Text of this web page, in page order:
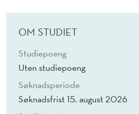
OM STUDIET
Studiepoeng
Uten studiepoeng
Søknadsperiode
Søknadsfrist 15. august 2026